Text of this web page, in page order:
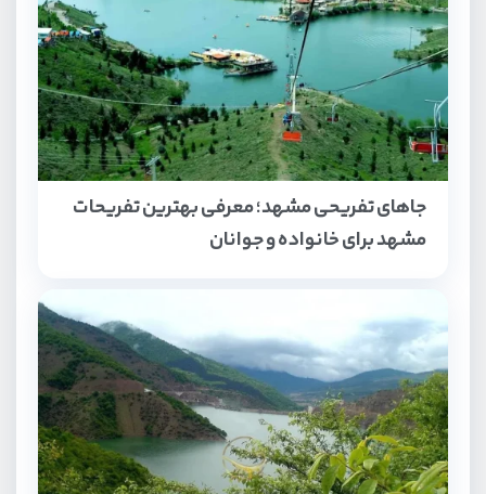
جاهای تفریحی مشهد؛ معرفی بهترین تفریحات
مشهد برای خانواده و جوانان